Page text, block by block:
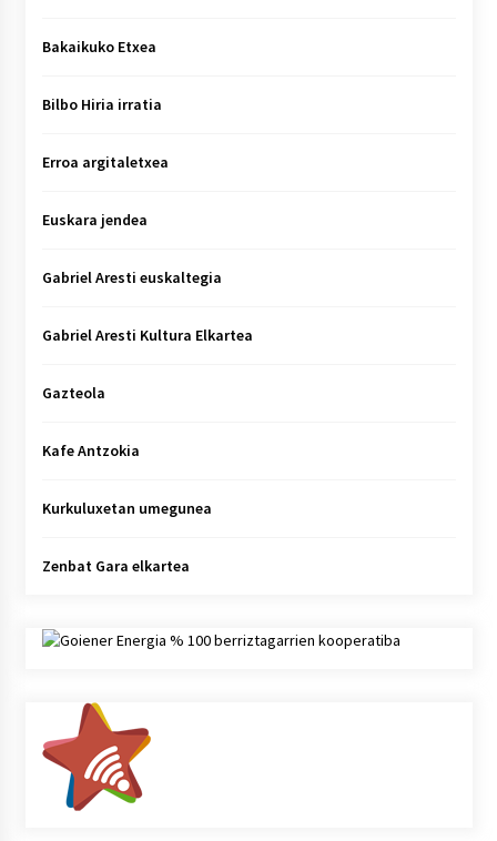
Bakaikuko Etxea
Bilbo Hiria irratia
Erroa argitaletxea
Euskara jendea
Gabriel Aresti euskaltegia
Gabriel Aresti Kultura Elkartea
Gazteola
Kafe Antzokia
Kurkuluxetan umegunea
Zenbat Gara elkartea